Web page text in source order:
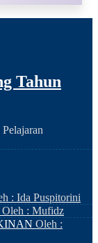
Tahun
: Ida Puspitorini
Oleh : Mufidz
Oleh :